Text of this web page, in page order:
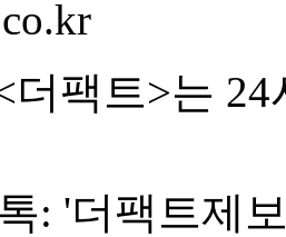
더팩트>는
: '더팩트제